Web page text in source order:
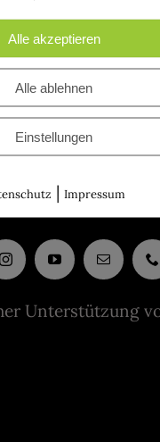
Unterstützung
Alle akzeptieren
Alle ablehnen
Einstellungen
|Impressum